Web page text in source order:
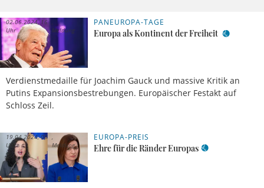
PANEUROPA-TAGE
Europa als Kontinent der Freiheit
Verdienstmedaille für Joachim Gauck und massive Kritik an
Putins Expansionsbestrebungen. Europäischer Festakt auf
Schloss Zeil.
02.06.2024, 16
Uhr
Meldung
EUROPA-PREIS
Ehre für die Ränder Europas
19.04.2024, 08
Uhr
Meldung